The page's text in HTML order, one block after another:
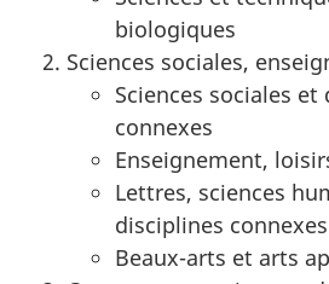
biologiques
Sciences sociales,
Sciences sociales et
connexes
Enseignement,
Lettres, sciences
disciplines connexes
Beaux-arts et arts